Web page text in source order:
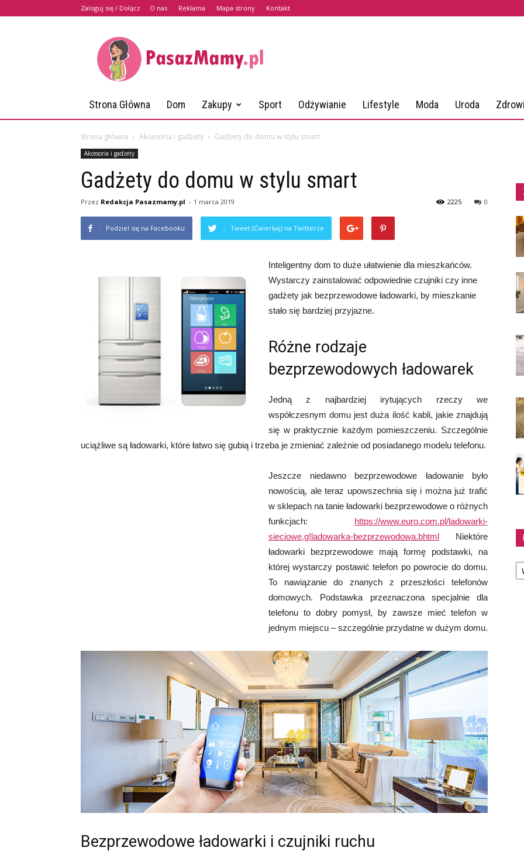
Zaloguj się / Dołącz O nas Reklama Mapa strony Kontakt
PasazMamy.pl
Strona Główna Dom Zakupy Sport Odżywianie Lifestyle Moda Uroda
Strona główna Akcesoria i gadżety Gadżety do domu w stylu smart
Akcesoria i gadżety
Gadżety do domu w stylu smart
Przez Redakcja Pasazmamy.pl - 1 marca 2019 0
2225
Podziel się na Facebooku Tweet (Ćwierkaj) na Twitterze
Inteligentny dom to duże ułatwienie dla mieszkańców.
Wystarczy zainstalować odpowiednie czujniki czy inne
gadżety jak bezprzewodowe ładowarki, by mieszkanie
stało się bardziej przyjazne.
Różne rodzaje
bezprzewodowych ładowarek
Jedną z najbardziej irytujących rzeczy we
współczesnym domu jest duża ilość kabli, jakie znajdują
się w praktycznie każdym pomieszczeniu. Szczególnie
uciążliwe są ładowarki, które łatwo się gubią i trzeba je zmieniać zależnie od posiadanego modelu telefonu.
Jeszcze niedawno bezprzewodowe ładowanie było
nowością, ale teraz upowszechnia się i można już trafić
w sklepach na tanie ładowarki bezprzewodowe o różnych
funkcjach: https://www.euro.com.pl/ladowarki-
sieciowe,g!ladowarka-bezprzewodowa.bhtml Niektóre
ładowarki bezprzewodowe mają formę podstawki, na
której wystarczy postawić telefon po powrocie do domu.
To nawiązanie do znanych z przeszłości telefonów
domowych. Podstawka przeznaczona specjalnie dla
telefonu to dobry pomysł, by zawsze mieć telefon w
jednym miejscu – szczególnie przydatne w dużym domu.
Bezprzewodowe ładowarki i czujniki ruchu